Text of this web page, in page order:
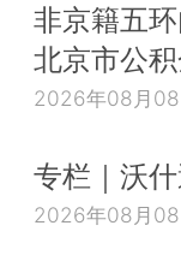
非京籍五
北京市公
2026年08月08
专栏｜沃
2026年08月08